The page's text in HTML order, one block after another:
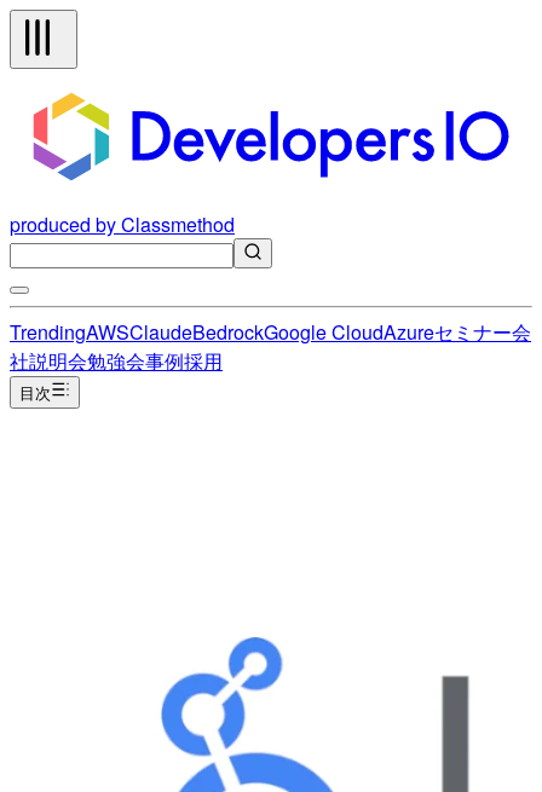
produced by Classmethod
TrendingAWSClaudeBedrockGoogle CloudAzureセミナー会
社説明会勉強会事例採用
目次